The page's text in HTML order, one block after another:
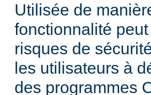
Utilisée de
fonctionnalité
risques de
les utilisateurs à
des programmes